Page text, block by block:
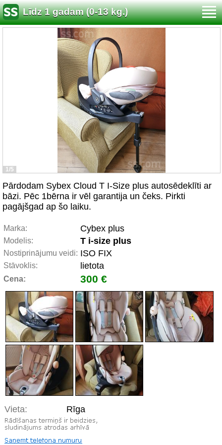
Līdz 1 gadam (0-13 kg.)
1/5
Pārdodam Sybex Cloud T I-Size plus autosēdeklīti ar
bāzi. Pēc 1bērna ir vēl garantija un čeks. Pirkti
pagājšgad ap šo laiku.
Marka: Cybex plus
Modelis: T i-size plus
Nostiprinājumu veidi: ISO FIX
Stāvoklis: lietota
Cena: 300 €
Vieta: Rīga